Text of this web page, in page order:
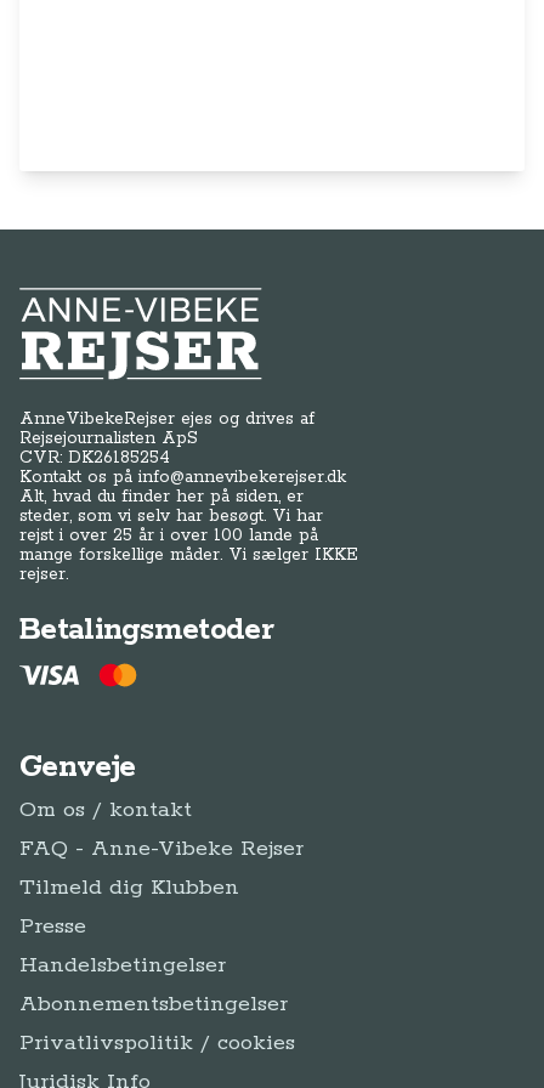
Anne-Vibeke Rejser
AnneVibekeRejser ejes og drives af
Rejsejournalisten ApS
CVR: DK26185254
Kontakt os påinfo@annevibekerejser.dk
Alt, hvad du finder her på siden, er
steder, som vi selv har besøgt. Vi har
rejst i over 25 år i over 100 lande på
mange forskellige måder. Vi sælger IKKE
rejser.
Betalingsmetoder
Genveje
Om os / kontakt
FAQ - Anne-Vibeke Rejser
Tilmeld dig Klubben
Presse
Handelsbetingelser
Abonnementsbetingelser
Privatlivspolitik / cookies
Juridisk Info